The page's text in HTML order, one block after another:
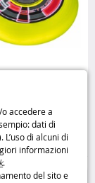
accedere a
dati di
di alcuni di
informazioni
.
del sito e
: L’Astronauta -